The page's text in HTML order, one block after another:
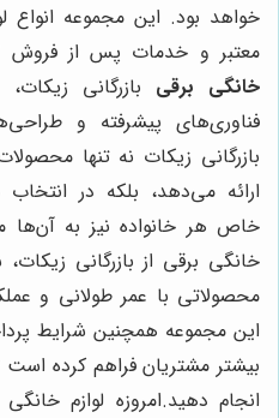
خواهد بود. این مجموعه انواع
معتبر و خدمات پس از فروش
خانگی برقی بازرگانی
فناوری‌های پیشرفته و
بازرگانی زیکات نه تنها
ارائه می‌دهد، بلکه در
خاص هر خانواده نیز به آن‌ها
خانگی برقی از بازرگانی
محصولاتی با عمر طولانی و
این مجموعه همچنین شرایط
بیشتر مشتریان فراهم کرده
انجام دهید.امروزه لوازم